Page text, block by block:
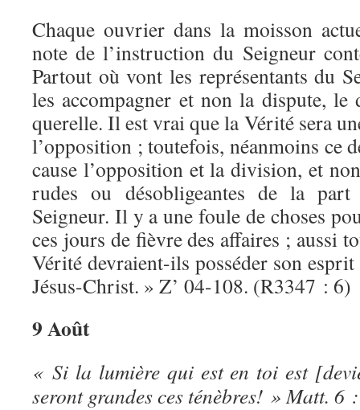
Chaque ouvrier dans la moisson
note de l’instruction du Seigneur
Partout où vont les représentants du
les accompagner et non la dispute, le
querelle. Il est vrai que la Vérité sera
l’opposition ; toutefois, néanmoins ce
cause l’opposition et la division, et
rudes ou désobligeantes de la part
Seigneur. Il y a une foule de choses
ces jours de fièvre des affaires ; aussi
Vérité devraient-ils posséder son
Jésus-Christ. » Z’ 04-108. (R3347 : 6)
9 Août
« Si la lumière qui est en toi est
seront grandes ces ténèbres! » Matt. 6